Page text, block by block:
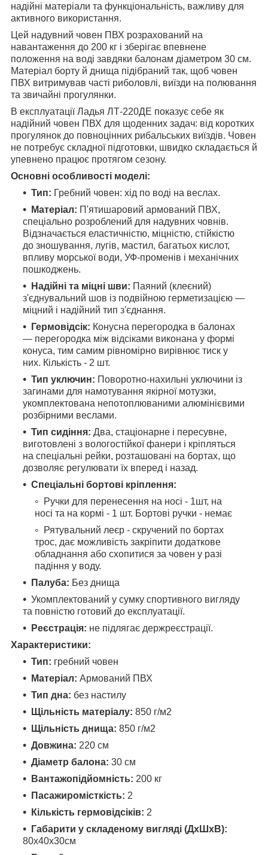
надійні матеріали та функціональність, важливу для
активного використання.
Цей надувний човен ПВХ розрахований на
навантаження до 200 кг і зберігає впевнене
положення на воді завдяки балонам діаметром 30 см.
Матеріал борту й днища підібраний так, щоб човен
ПВХ витримував часті риболовлі, виїзди на полювання
та звичайні прогулянки.
В експлуатації Ладья ЛТ-220ДЕ показує себе як
надійний човен ПВХ для щоденних задач: від коротких
прогулянок до повноцінних рибальських виїздів. Човен
не потребує складної підготовки, швидко складається й
упевнено працює протягом сезону.
Основні особливості моделі:
Тип: Гребний човен: хід по воді на веслах.
Матеріал: П'ятишаровий армований ПВХ,
спеціально розроблений для надувних човнів.
Відзначається еластичністю, міцністю, стійкістю
до зношування, лугів, мастил, багатьох кислот,
впливу морської води, УФ-променів і механічних
пошкоджень.
Надійні та міцні шви: Паяний (клеєний)
з'єднувальний шов із подвійною герметизацією —
міцний і надійний тип з'єднання.
Гермовідсік: Конусна перегородка в балонах
— перегородка між відсіками виконана у формі
конуса, тим самим рівномірно вирівнює тиск у
них. Кількість - 2 шт.
Тип уключин: Поворотно-нахильні уключини із
загинами для намотування якірної мотузки,
укомплектована непотоплюваними алюмінієвими
розбірними веслами.
Тип сидіння: Два, стаціонарне і пересувне,
виготовлені з вологостійкої фанери і кріпляться
на спеціальні рейки, розташовані на бортах, що
дозволяє регулювати їх вперед і назад.
Спеціальні бортові кріплення:
Ручки для перенесення на носі - 1шт, на
носі та на кормі - 1 шт. Бортові ручки - немає
Рятувальний леєр - скручений по бортах
трос, дає можливість закріпити додаткове
обладнання або схопитися за човен у разі
падіння у воду.
Палуба: Без днища
Укомплектований у сумку спортивного вигляду
та повністю готовий до експлуатації.
Реєстрація: не підлягає держреєстрації.
Характеристики:
Тип: гребний човен
Матеріал: Армований ПВХ
Тип дна: без настилу
Щільність матеріалу: 850 г/м2
Щільність днища: 850 г/м2
Довжина: 220 см
Діаметр балона: 30 см
Вантажопідйомність: 200 кг
Пасажиромісткість: 2
Кількість гермовідсіків: 2
Габарити у складеному вигляді (ДхШхВ):
80x40x30см